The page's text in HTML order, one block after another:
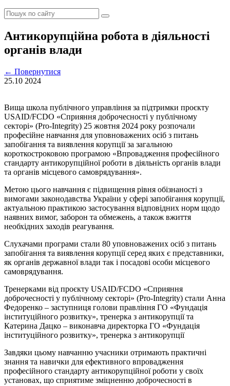
Антикорупційна робота в діяльності
органів влади
← Повернутися
25.10 2024
Вища школа публічного управління за підтримки проєкту
USAID/FCDO «Сприяння доброчесності у публічному
секторі» (Pro-Integrity) 25 жовтня 2024 року розпочали
професійне навчання для уповноважених осіб з питань
запобігання та виявлення корупції за загальною
короткостроковою програмою «Впровадження професійного
стандарту антикорупційної роботи в діяльність органів влади
та органів місцевого самоврядування».
Метою цього навчання є підвищення рівня обізнаності з
вимогами законодавства України у сфері запобігання корупції,
актуальною практикою застосування відповідних норм щодо
наявних вимог, заборон та обмежень, а також вжиття
необхідних заходів реагування.
Слухачами програми стали 80 уповноважених осіб з питань
запобігання та виявлення корупції серед яких є представники,
як органів державної влади так і посадові особи місцевого
самоврядування.
Тренерками від проєкту USAID/FCDO «Сприяння
доброчесності у публічному секторі» (Pro-Integrity) стали Анна
Федоренко – заступниця голови правління ГО «Фундація
інституційного розвитку», тренерка з антикорупції та
Катерина Дацко – виконавча директорка ГО «Фундація
інституційного розвитку», тренерка з антикорупції
Завдяки цьому навчанню учасники отримають практичні
знання та навички для ефективного впровадження
професійного стандарту антикорупційної роботи у своїх
установах, що сприятиме зміцненню доброчесності в